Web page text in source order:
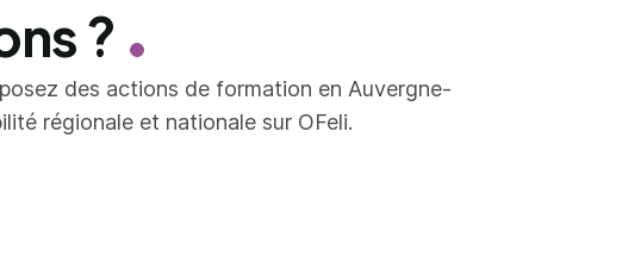
?
des actions de formation en Auvergne-
régionale et nationale sur OFeli.